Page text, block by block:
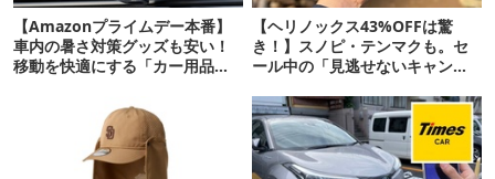
【Amazonプライムデー本番】
車内の暑さ対策グッズも安い！
移動を快適にする「カー用品」
【ヘリノックス43%OFFは驚
き！】スノピ・テンマクも。セ
ール中の「見逃せないキャンプ